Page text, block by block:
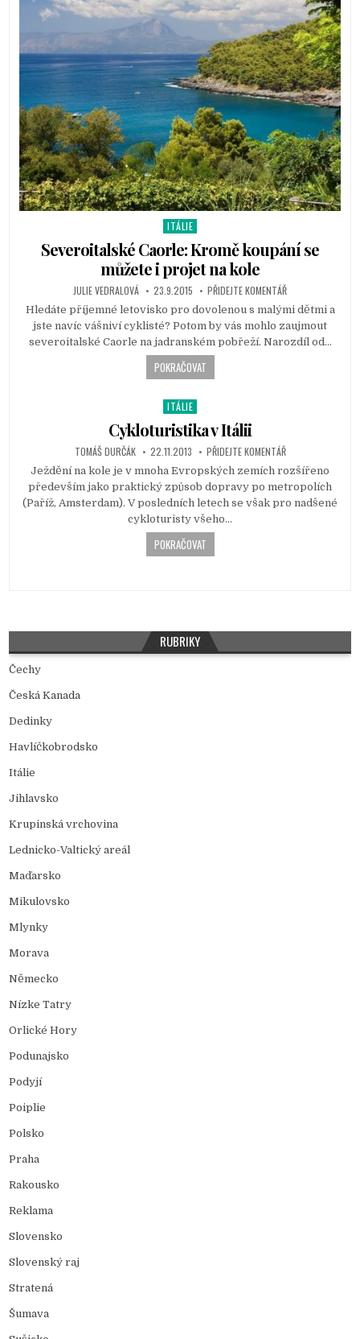
s
t
e
d
i
n
ITÁLIE
Severoitalské Caorle: Kromě koupání se
můžete i projet na kole
JULIE VEDRALOVÁ 23.9.2015 PŘIDEJTE KOMENTÁŘ
Hledáte příjemné letovisko pro dovolenou s malými dětmi a
jste navíc vášniví cyklisté? Potom by vás mohlo zaujmout
severoitalské Caorle na jadranském pobřeží. Narozdíl od…
POKRAČOVAT
s
t
e
d
i
n
ITÁLIE
Cykloturistika v Itálii
TOMÁŠ DURČÁK 22.11.2013 PŘIDEJTE KOMENTÁŘ
Ježdění na kole je v mnoha Evropských zemích rozšířeno
především jako praktický způsob dopravy po metropolích
(Paříž, Amsterdam). V posledních letech se však pro nadšené
cykloturisty všeho…
POKRAČOVAT
RUBRIKY
Čechy
Česká Kanada
Dedinky
Havlíčkobrodsko
Itálie
Jihlavsko
Krupinská vrchovina
Lednicko-Valtický areál
Maďarsko
Mikulovsko
Mlynky
Morava
Německo
Nízke Tatry
Orlické Hory
Podunajsko
Podyjí
Poiplie
Polsko
Praha
Rakousko
Reklama
Slovensko
Slovenský raj
Stratená
Šumava